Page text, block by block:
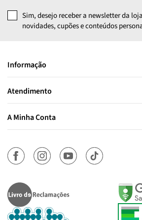
Sim, desejo receber a newsletter da
novidades, cupões e conteúdos
Informação
Atendimento
A Minha Conta